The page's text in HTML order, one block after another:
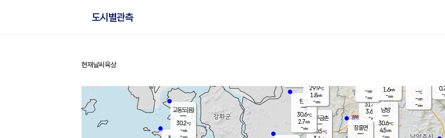
도시별관측
홈
현재날씨 육상
양주
31.4℃
3.6
-mm
파주금촌
30.5℃
-℃
-m/s
-mm
탄현
30.6℃
2.7m/s
-mm
-
남방
30.6℃
4.5m/s
-mm
장흥면
-m/s
-mm
교동도(음)
30.2℃
-m/s
-mm
29.9℃
1.8m/s
-mm
1.6m/s
-mm